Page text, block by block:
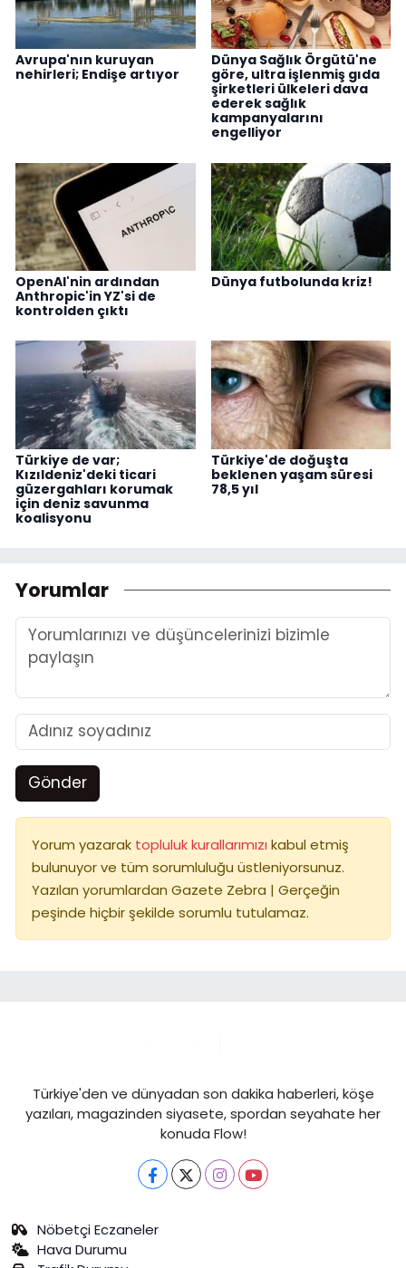
Avrupa'nın kuruyan
nehirleri; Endişe artıyor
Dünya Sağlık Örgütü'ne
göre, ultra işlenmiş gıda
şirketleri ülkeleri dava
ederek sağlık
kampanyalarını
engelliyor
OpenAI'nin ardından
Anthropic'in YZ'si de
kontrolden çıktı
Dünya futbolunda kriz!
Türkiye de var;
Kızıldeniz'deki ticari
güzergahları korumak
için deniz savunma
koalisyonu
Türkiye'de doğuşta
beklenen yaşam süresi
78,5 yıl
Yorumlar
Gönder
Yorum yazarak topluluk kurallarımızı kabul etmiş
bulunuyor ve tüm sorumluluğu üstleniyorsunuz.
Yazılan yorumlardan Gazete Zebra | Gerçeğin
peşinde hiçbir şekilde sorumlu tutulamaz.
Türkiye'den ve dünyadan son dakika haberleri, köşe
yazıları, magazinden siyasete, spordan seyahate her
konuda Flow!
Nöbetçi Eczaneler
Hava Durumu